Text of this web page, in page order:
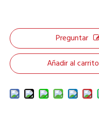
Preguntar
Añadir al carrito